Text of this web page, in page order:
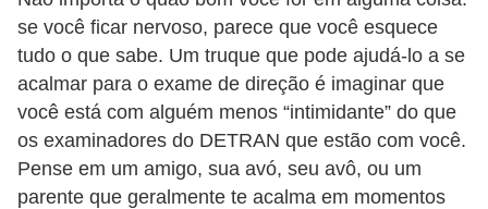
se você ficar nervoso, parece que você esquece
tudo o que sabe. Um truque que pode ajudá-lo a se
acalmar para o exame de direção é imaginar que
você está com alguém menos “intimidante” do que
os examinadores do DETRAN que estão com você.
Pense em um amigo, sua avó, seu avô, ou um
parente que geralmente te acalma em momentos
e
i
s
e
t
r